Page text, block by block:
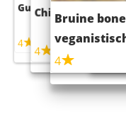
Guacamole
4
Chili con carne
4
Bruine
4